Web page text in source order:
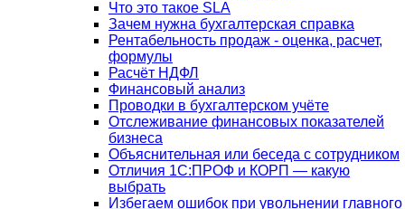
Что это такое SLA
Зачем нужна бухгалтерская справка
Рентабельность продаж - оценка, расчет,
формулы
Расчёт НДФЛ
Финансовый анализ
Проводки в бухгалтерском учёте
Отслеживание финансовых показателей
бизнеса
Объяснительная или беседа с сотрудником
Отличия 1С:ПРОФ и КОРП — какую
выбрать
Избегаем ошибок при увольнении главного